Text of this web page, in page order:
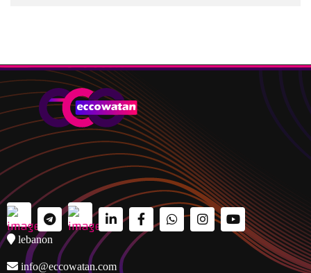
lebanon
info@eccowatan.com